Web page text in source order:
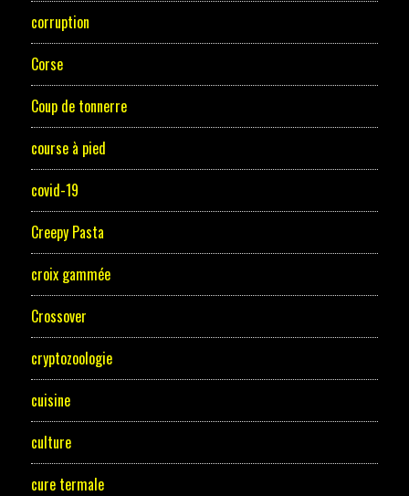
corruption
Corse
Coup de tonnerre
course à pied
covid-19
Creepy Pasta
croix gammée
Crossover
cryptozoologie
cuisine
culture
cure termale